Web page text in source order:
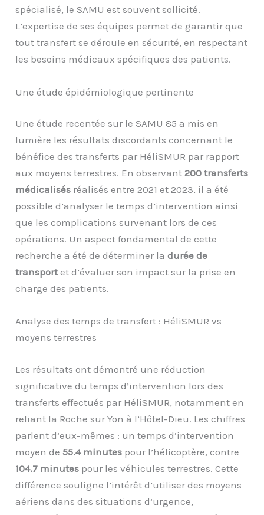
spécialisé, le SAMU est souvent sollicité.
L’expertise de ses équipes permet de garantir que
tout transfert se déroule en sécurité, en respectant
les besoins médicaux spécifiques des patients.
Une étude épidémiologique pertinente
Une étude recentée sur le SAMU 85 a mis en
lumière les résultats discordants concernant le
bénéfice des transferts par HéliSMUR par rapport
aux moyens terrestres. En observant200 transferts
médicalisés réalisés entre 2021 et 2023, il a été
possible d’analyser le temps d’intervention ainsi
que les complications survenant lors de ces
opérations. Un aspect fondamental de cette
recherche a été de déterminer ladurée de
transportet d’évaluer son impact sur la prise en
charge des patients.
Analyse des temps de transfert : HéliSMUR vs
moyens terrestres
Les résultats ont démontré une réduction
significative du temps d’intervention lors des
transferts effectués par HéliSMUR, notamment en
reliant la Roche sur Yon à l’Hôtel-Dieu. Les chiffres
parlent d’eux-mêmes : un temps d’intervention
moyen de55.4 minutes pour l’hélicoptère, contre
104.7 minutes pour les véhicules terrestres. Cette
différence souligne l’intérêt d’utiliser des moyens
aériens dans des situations d’urgence,